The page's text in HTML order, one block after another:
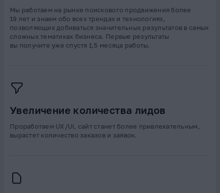
Мы работаем на рынке поискового продвижения более
19 лет и знаем обо всех трендах и технологиях,
позволяющих добиваться значительных результатов в самых
сложных тематиках бизнеса. Первые результаты
вы получите уже спустя 1,5 месяца работы.
Увеличение количества лидов
Проработаем UX/UI, сайт станет более привлекательным,
вырастет количество заказов и заявок.